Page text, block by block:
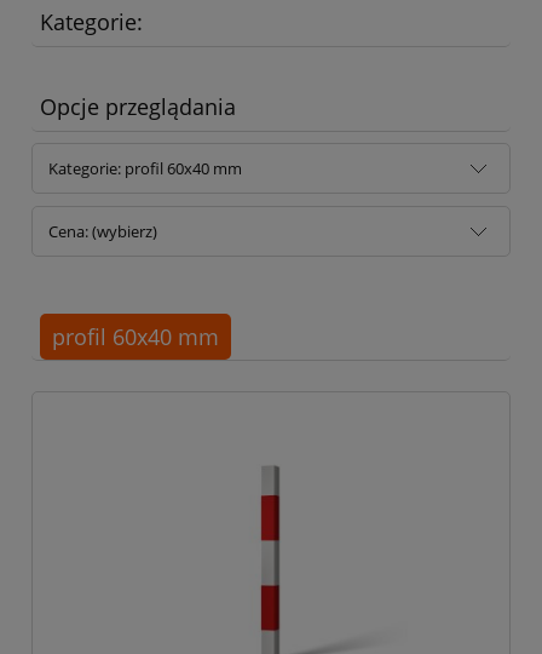
Kategorie:
Opcje przeglądania
Kategorie: profil 60x40 mm
Cena: (wybierz)
profil 60x40 mm